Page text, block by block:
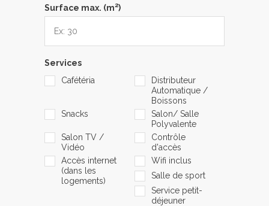
Surface max. (m2)
Services
Cafétéria
Distributeur
Automatique /
Boissons
Snacks
Salon/ Salle
Polyvalente
Salon TV /
Vidéo
Contrôle
d'accès
Accès internet
(dans les
logements)
Wifi inclus
Salle de sport
Service petit-
déjeuner